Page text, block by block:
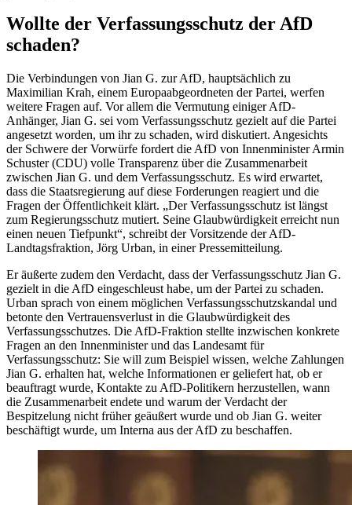
Wollte der Verfassungsschutz der AfD
schaden?
Die Verbindungen von Jian G. zur AfD, hauptsächlich zu
Maximilian Krah, einem Europaabgeordneten der Partei, werfen
weitere Fragen auf. Vor allem die Vermutung einiger AfD-
Anhänger, Jian G. sei vom Verfassungsschutz gezielt auf die Partei
angesetzt worden, um ihr zu schaden, wird diskutiert. Angesichts
der Schwere der Vorwürfe fordert die AfD von Innenminister Armin
Schuster (CDU) volle Transparenz über die Zusammenarbeit
zwischen Jian G. und dem Verfassungsschutz. Es wird erwartet,
dass die Staatsregierung auf diese Forderungen reagiert und die
Fragen der Öffentlichkeit klärt. „Der Verfassungsschutz ist längst
zum Regierungsschutz mutiert. Seine Glaubwürdigkeit erreicht nun
einen neuen Tiefpunkt“, schreibt der Vorsitzende der AfD-
Landtagsfraktion, Jörg Urban, in einer Pressemitteilung.
Er äußerte zudem den Verdacht, dass der Verfassungsschutz Jian G.
gezielt in die AfD eingeschleust habe, um der Partei zu schaden.
Urban sprach von einem möglichen Verfassungsschutzskandal und
betonte den Vertrauensverlust in die Glaubwürdigkeit des
Verfassungsschutzes. Die AfD-Fraktion stellte inzwischen konkrete
Fragen an den Innenminister und das Landesamt für
Verfassungsschutz: Sie will zum Beispiel wissen, welche Zahlungen
Jian G. erhalten hat, welche Informationen er geliefert hat, ob er
beauftragt wurde, Kontakte zu AfD-Politikern herzustellen, wann
die Zusammenarbeit endete und warum der Verdacht der
Bespitzelung nicht früher geäußert wurde und ob Jian G. weiter
beschäftigt wurde, um Interna aus der AfD zu beschaffen.